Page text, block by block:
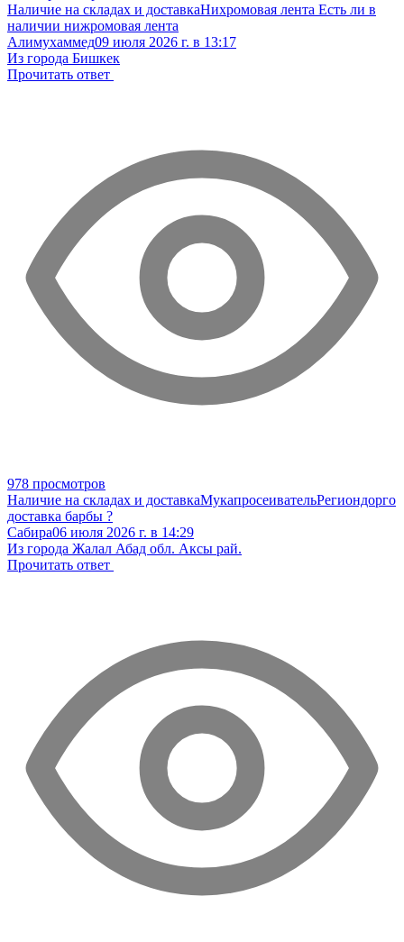
Наличие на складах и доставкаНихромовая лента Есть ли в
наличии нижромовая лента
Алимухаммед09 июля 2026 г. в 13:17
Из города Бишкек
Прочитать ответ
978 просмотров
Наличие на складах и доставкаМукапросеивательРегиондорго
доставка барбы ?
Сабира06 июля 2026 г. в 14:29
Из города Жалал Абад обл. Аксы рай.
Прочитать ответ